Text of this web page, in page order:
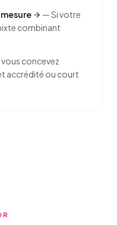
—Si votre
combinant
vous concevez
accrédité ou court